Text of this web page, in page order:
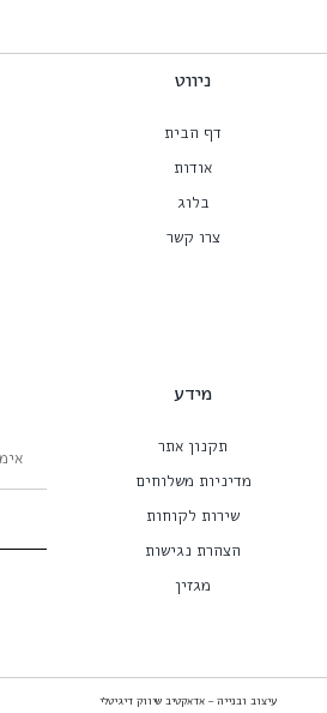
ניווט
דף הבית
אודות
בלוג
צרו קשר
מידע
תקנון אתר
מדיניות משלוחים
שירות לקוחות
הצהרת נגישות
מגזין
עיצוב ובנייה – אדאקטיב שיווק דיגיטלי